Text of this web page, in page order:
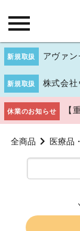
新規取扱 アヴァ
新規取扱 株式会
休業のお知らせ 【
全商品 医療品